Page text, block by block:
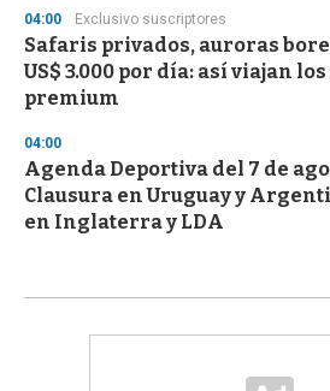
04:00 Exclusivo suscriptores
Safaris privados, auroras
US$ 3.000 por día: así viajan
premium
04:00
Agenda Deportiva del 7 de
Clausura en Uruguay y
en Inglaterra y LDA